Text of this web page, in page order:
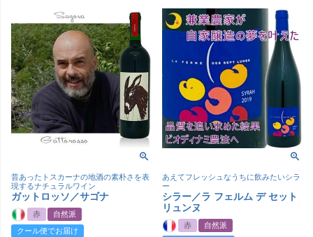
昔あったトスカーナの地酒の素朴さを表
現するナチュラルワイン
ガットロッソ／サゴナ
赤
自然派
クール便でお届け
あえてフレッシュなうちに飲みたいシラ
ー
シラー／ラ フェルム デ セット
リュンヌ
赤
自然派